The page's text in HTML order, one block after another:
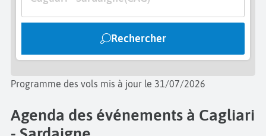
fruits de mer. Vous y trouverez les mets typiques
comme les poissons ou encore les fromages de
chèvre. Goûtez les culurgiones, ravioles fourrées à
la pomme de terre et au fromage. Explorez
naturelle unique où vous pourrez observer des
pause dans leparc du Monte Urpinu. Ce parc offre
Rechercher
Programme des vols mis à jour le 31/07/2026
Agenda des événements à Cagliari